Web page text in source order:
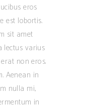
eros
est lobortis.
sit amet
lectus varius
non eros.
Aenean in
nulla mi,
in